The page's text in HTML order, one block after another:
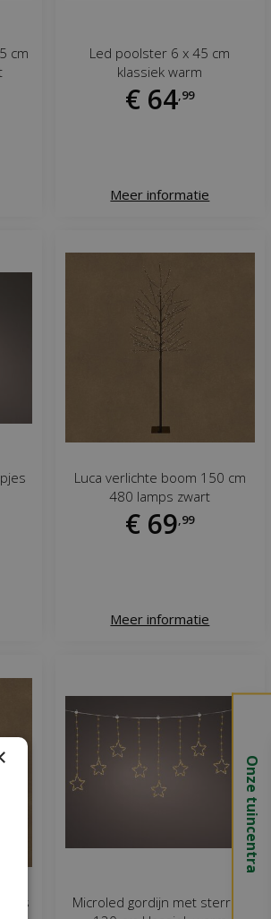
cm
Led poolster 6 x 45 cm
klassiek warm
€ 64 99
Meer informatie
Luca verlichte boom 150 cm
480 lamps zwart
€ 69 99
Meer informatie
Microled gordijn met sterren
Onze tuincentra